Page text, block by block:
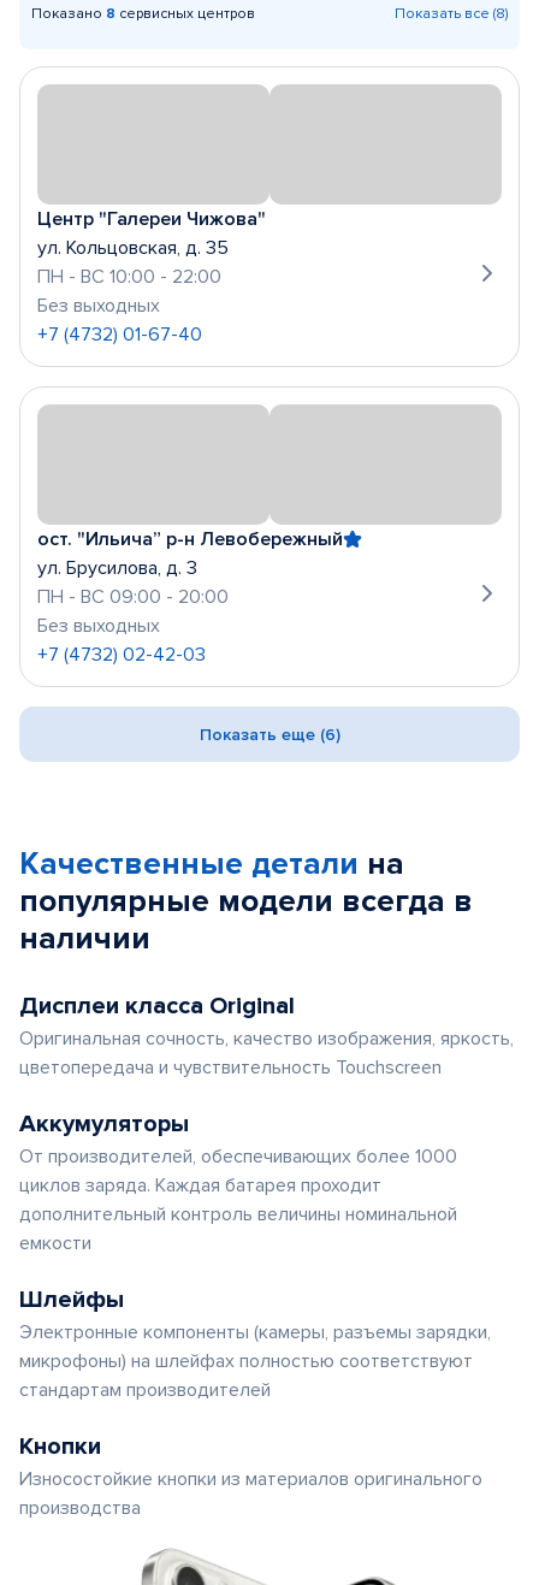
Показано 8 сервисных центров Показать все (8)
Центр "Галереи Чижова"
ул. Кольцовская, д. 35
ПН - ВС 10:00 - 22:00
Без выходных
+7 (4732) 01-67-40
ост. "Ильича” р-н Левобережный
ул. Брусилова, д. 3
ПН - ВС 09:00 - 20:00
Без выходных
+7 (4732) 02-42-03
Показать еще (6)
Качественные детали на
популярные модели всегда в
наличии
Дисплеи класса Original
Оригинальная сочность, качество изображения, яркость,
цветопередача и чувствительность Touchscreen
Аккумуляторы
От производителей, обеспечивающих более 1000
циклов заряда. Каждая батарея проходит
дополнительный контроль величины номинальной
емкости
Шлейфы
Электронные компоненты (камеры, разъемы зарядки,
микрофоны) на шлейфах полностью соответствуют
стандартам производителей
Кнопки
Износостойкие кнопки из материалов оригинального
производства